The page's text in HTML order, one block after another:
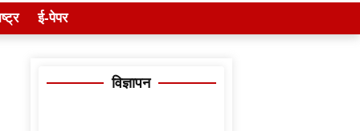
ई-पेपर
विज्ञापन